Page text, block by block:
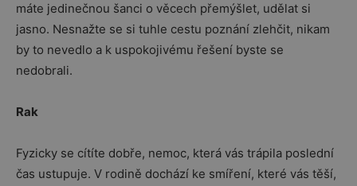
máte jedinečnou šanci o věcech přemýšlet, udělat si
jasno. Nesnažte se si tuhle cestu poznání zlehčit, nikam
by to nevedlo a k uspokojivému řešení byste se
nedobrali.
Rak
Fyzicky se cítíte dobře, nemoc, která vás trápila poslední
čas ustupuje. V rodině dochází ke smíření, které vás těší,